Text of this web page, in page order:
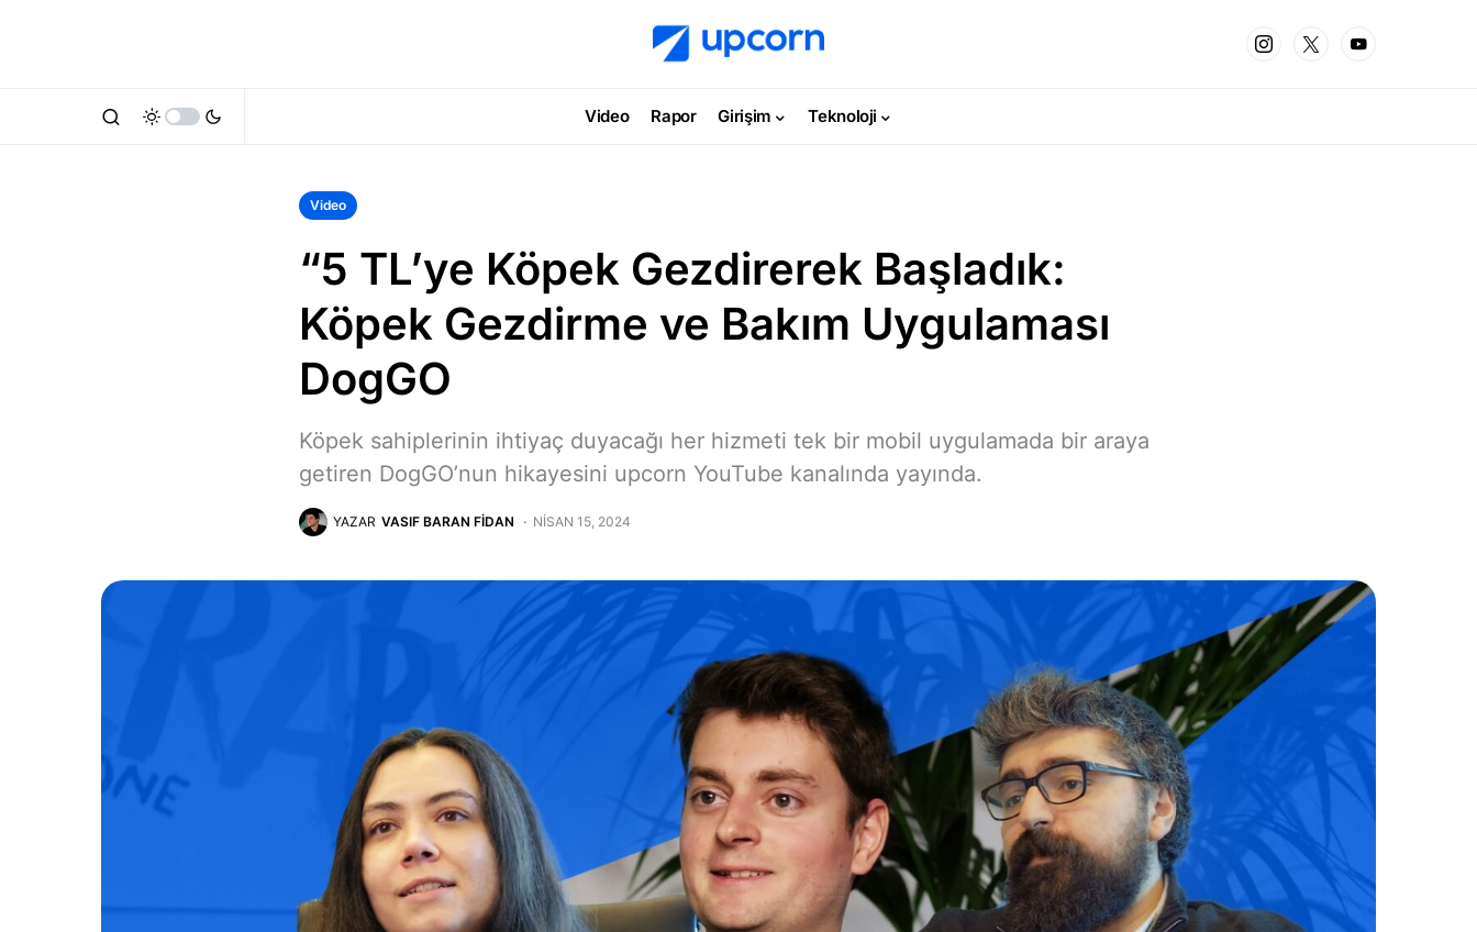
Video Rapor Girişim Teknoloji
Video
“5 TL’ye Köpek Gezdirerek Başladık:
Köpek Gezdirme ve Bakım Uygulaması
DogGO
Köpek sahiplerinin ihtiyaç duyacağı her hizmeti tek bir mobil uygulamada bir araya
getiren DogGO’nun hikayesini upcorn YouTube kanalında yayında.
YAZAR VASIF BARAN FIDAN NISAN 15, 2024